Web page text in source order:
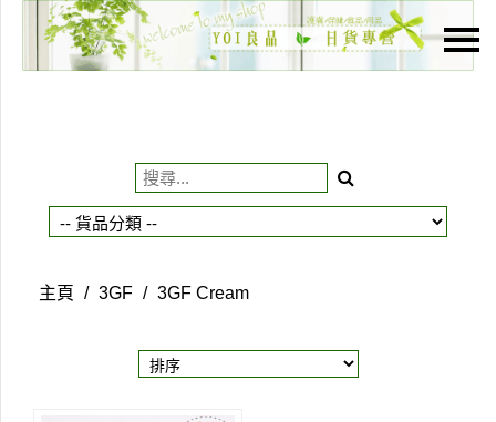
主頁
貨品分類
購物車
主頁 / 3GF / 3GF Cream